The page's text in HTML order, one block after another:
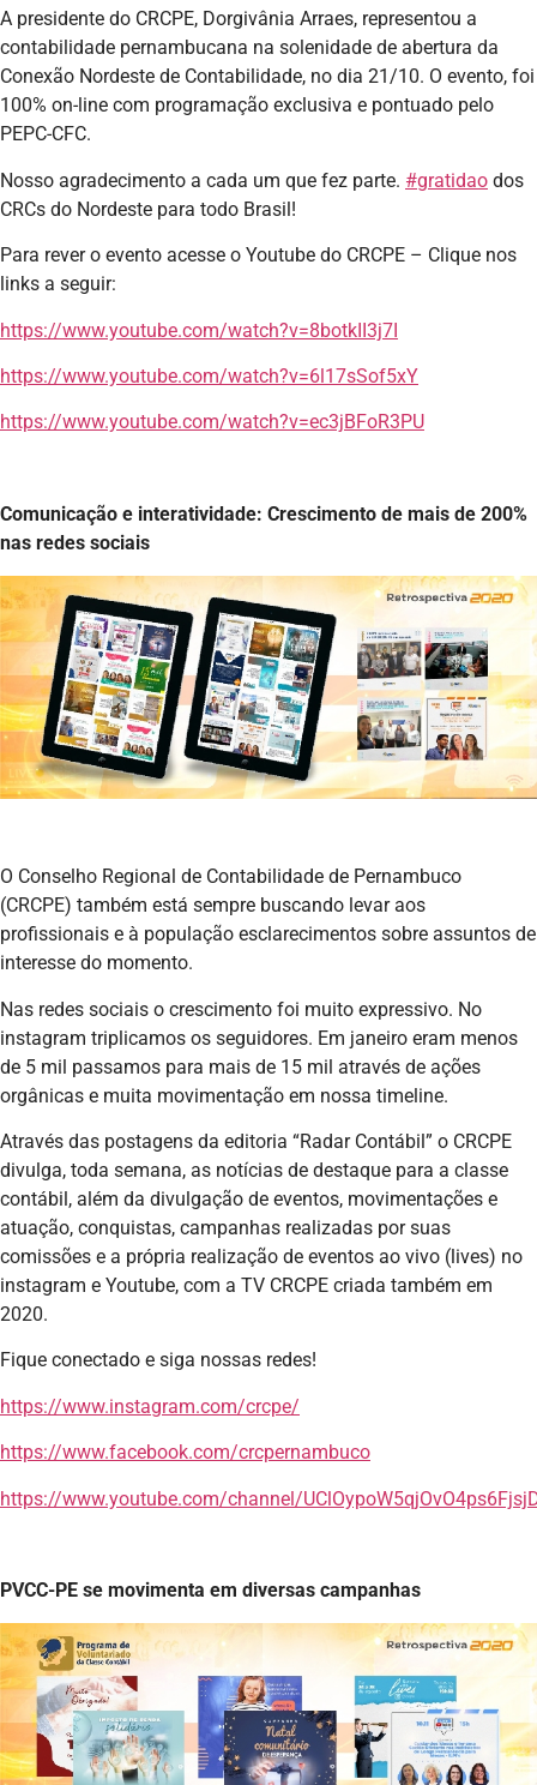
A presidente do CRCPE, Dorgivânia Arraes, representou a
contabilidade pernambucana na solenidade de abertura da
Conexão Nordeste de Contabilidade, no dia 21/10. O evento, foi
100% on-line com programação exclusiva e pontuado pelo
PEPC-CFC.
Nosso agradecimento a cada um que fez parte. #gratidao dos
CRCs do Nordeste para todo Brasil!
Para rever o evento acesse o Youtube do CRCPE – Clique nos
links a seguir:
https://www.youtube.com/watch?v=8botkII3j7I
https://www.youtube.com/watch?v=6l17sSof5xY
https://www.youtube.com/watch?v=ec3jBFoR3PU
Comunicação e interatividade: Crescimento de mais de 200%
nas redes sociais
O Conselho Regional de Contabilidade de Pernambuco
(CRCPE) também está sempre buscando levar aos
profissionais e à população esclarecimentos sobre assuntos de
interesse do momento.
Nas redes sociais o crescimento foi muito expressivo. No
instagram triplicamos os seguidores. Em janeiro eram menos
de 5 mil passamos para mais de 15 mil através de ações
orgânicas e muita movimentação em nossa timeline.
Através das postagens da editoria “Radar Contábil” o CRCPE
divulga, toda semana, as notícias de destaque para a classe
contábil, além da divulgação de eventos, movimentações e
atuação, conquistas, campanhas realizadas por suas
comissões e a própria realização de eventos ao vivo (lives) no
instagram e Youtube, com a TV CRCPE criada também em
2020.
Fique conectado e siga nossas redes!
https://www.instagram.com/crcpe/
https://www.facebook.com/crcpernambuco
https://www.youtube.com/channel/
PVCC-PE se movimenta em diversas campanhas